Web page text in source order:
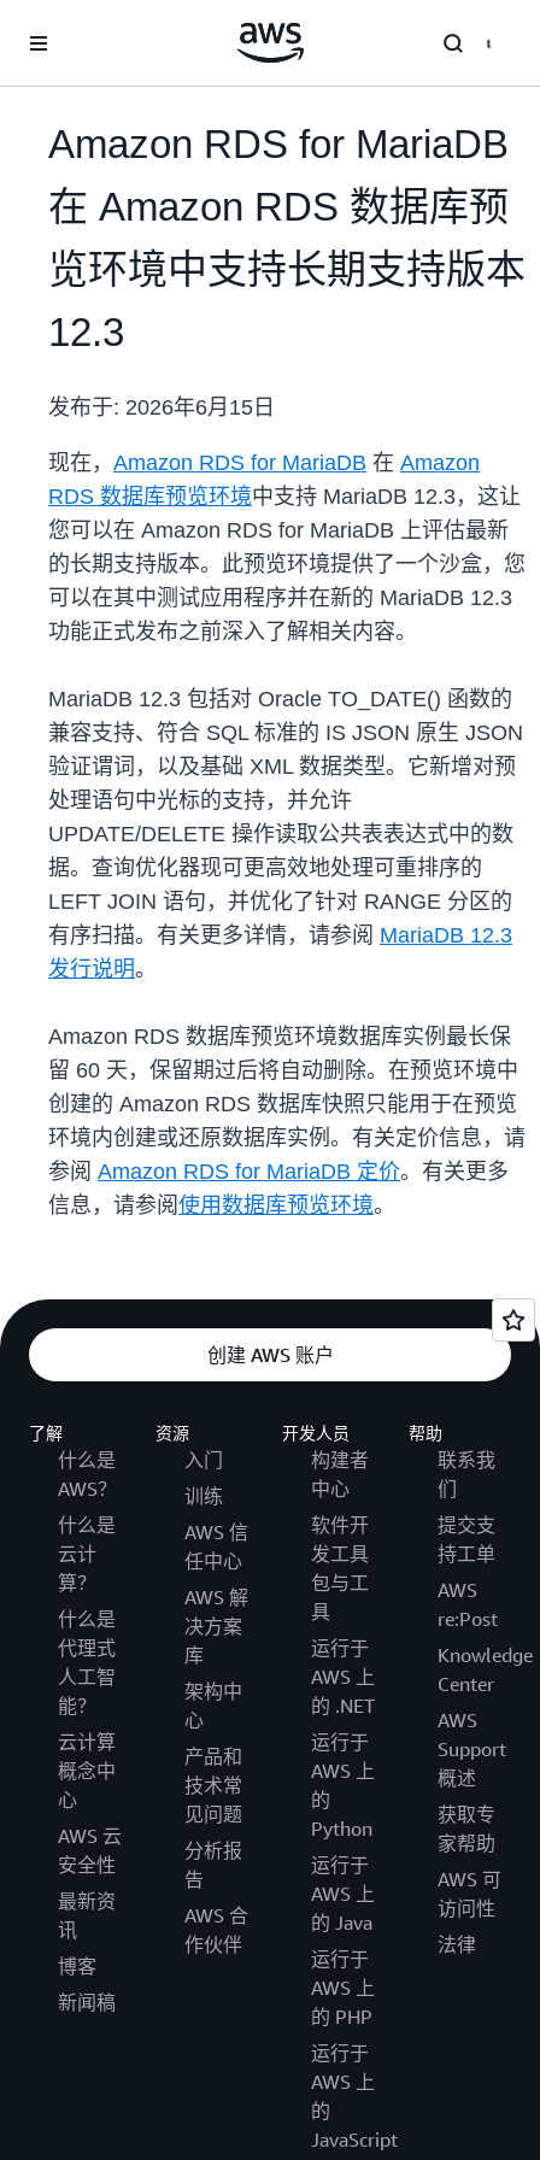
Amazon RDS for MariaDB
在 Amazon RDS 数据库预
览环境中支持长期支持版本
12.3
发布于: 2026年6月15日
现在， Amazon RDS for MariaDB 在 Amazon
RDS 数据库预览环境中支持 MariaDB 12.3，这让
您可以在 Amazon RDS for MariaDB 上评估最新
的长期支持版本。此预览环境提供了一个沙盒，您
可以在其中测试应用程序并在新的 MariaDB 12.3
功能正式发布之前深入了解相关内容。
MariaDB 12.3 包括对 Oracle TO_DATE() 函数的
兼容支持、符合 SQL 标准的 IS JSON 原生 JSON
验证谓词，以及基础 XML 数据类型。它新增对预
处理语句中光标的支持，并允许
UPDATE/DELETE 操作读取公共表表达式中的数
据。查询优化器现可更高效地处理可重排序的
LEFT JOIN 语句，并优化了针对 RANGE 分区的
有序扫描。有关更多详情，请参阅 MariaDB 12.3
发行说明。
Amazon RDS 数据库预览环境数据库实例最长保
留 60 天，保留期过后将自动删除。在预览环境中
创建的 Amazon RDS 数据库快照只能用于在预览
环境内创建或还原数据库实例。有关定价信息，请
参阅 Amazon RDS for MariaDB 定价。有关更多
信息，请参阅 使用数据库预览环境。
创建 AWS 账户
了解
什么是
AWS？
什么是
云计
算？
什么是
代理式
人工智
能？
云计算
概念中
心
AWS 云
安全性
最新资
讯
博客
新闻稿
资源
入门
训练
AWS 信
任中心
AWS 解
决方案
库
架构中
心
产品和
技术常
见问题
分析报
告
AWS 合
作伙伴
开发人员
构建者
中心
软件开
发工具
包与工
具
运行于
AWS 上
的 .NET
运行于
AWS 上
的
Python
运行于
AWS 上
的 Java
运行于
AWS 上
的 PHP
运行于
AWS 上
的
JavaScript
帮助
联系我
们
提交支
持工单
AWS
re:Post
Knowledge
Center
AWS
Support
概述
获取专
家帮助
AWS 可
访问性
法律